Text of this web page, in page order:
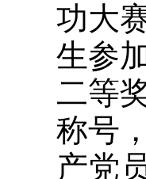
功大
生参
二等
称号
产党